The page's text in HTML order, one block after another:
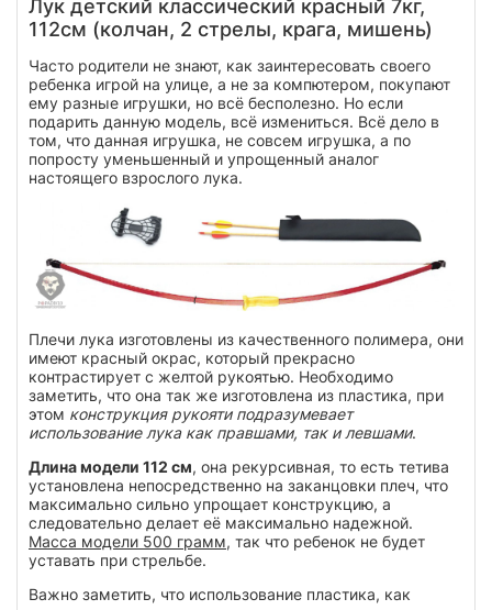
Лук детский классический красный 7кг,
112см (колчан, 2 стрелы, крага, мишень)
Часто родители не знают, как заинтересовать своего
ребенка игрой на улице, а не за компютером, покупают
ему разные игрушки, но всё бесполезно. Но если
подарить данную модель, всё измениться. Всё дело в
том, что данная игрушка, не совсем игрушка, а по
попросту уменьшенный и упрощенный аналог
настоящего взрослого лука.
Плечи лука изготовлены из качественного полимера, они
имеют красный окрас, который прекрасно
контрастирует с желтой рукоятью. Необходимо
заметить, что она так же изготовлена из пластика, при
этом конструкция рукояти подразумевает
использование лука как правшами, так и левшами.
Длина модели 112 см, она рекурсивная, то есть тетива
установлена непосредственно на заканцовки плеч, что
максимально сильно упрощает конструкцию, а
следовательно делает её максимально надежной.
Масса модели 500 грамм, так что ребенок не будет
уставать при стрельбе.
Важно заметить, что использование пластика, как